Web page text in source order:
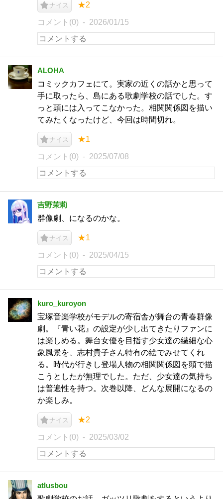
ナイス ★2
コメント(0) 2026/01/15
ALOHA
コミックカフェにて。実家の近くの話かと思って
手に取ったら、島にある歌劇学校の話でした。す
っと頭には入ってこなかった。相関関係図を描い
てみたくなったけど、今回は時間切れ。
ナイス ★1
コメント(0) 2025/07/08
吉野茉莉
群像劇、になるのかな。
ナイス ★1
コメント(0) 2025/04/15
kuro_kuroyon
宝塚音楽学校がモデルの寄宿舎が舞台の青春群像
劇。『青い花』の設定が少し出てきたりファンに
は楽しめる。舞台女優を目指す少女達の繊細な心
象風景を、志村貴子さん特有の絵でみせてくれ
る。時代が行きし登場人物の相関関係図を頭で描
こうとしたが無理でした。ただ、少女達の気持ち
は普遍性を持つ。次巻以降、どんな展開になるの
か楽しみ。
ナイス ★2
コメント(0) 2025/03/02
atlusbou